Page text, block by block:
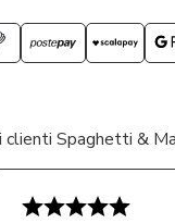
Spaghetti &